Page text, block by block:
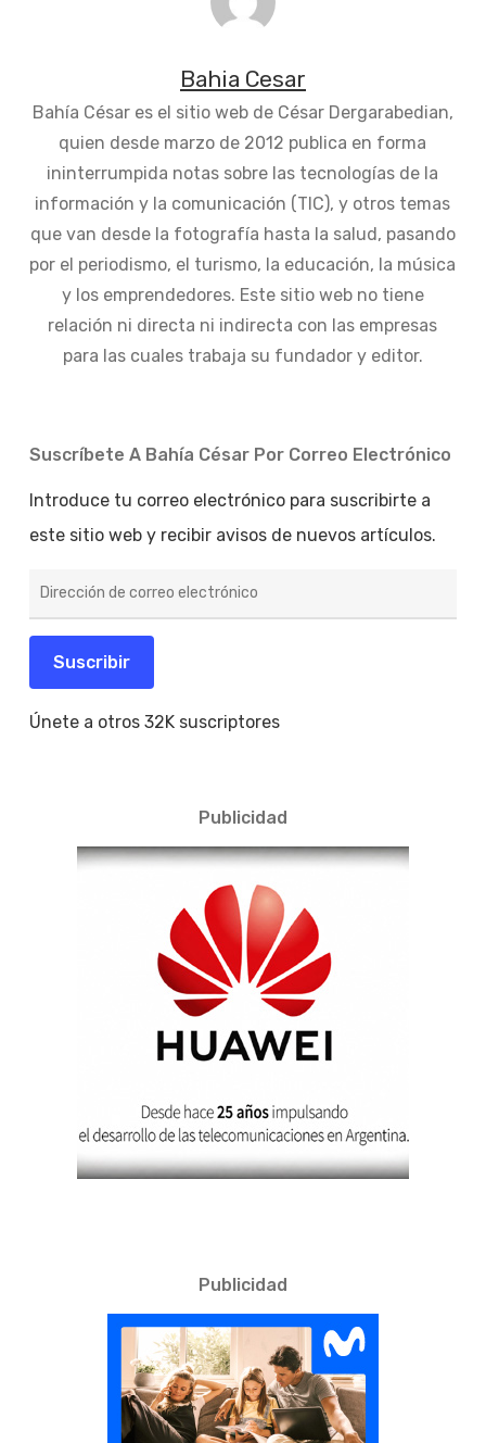
Bahia Cesar
Bahía César es el sitio web de César Dergarabedian,
quien desde marzo de 2012 publica en forma
ininterrumpida notas sobre las tecnologías de la
información y la comunicación (TIC), y otros temas
que van desde la fotografía hasta la salud, pasando
por el periodismo, el turismo, la educación, la música
y los emprendedores. Este sitio web no tiene
relación ni directa ni indirecta con las empresas
para las cuales trabaja su fundador y editor.
Suscríbete A Bahía César Por Correo Electrónico
Introduce tu correo electrónico para suscribirte a
este sitio web y recibir avisos de nuevos artículos.
de
electrónico
Suscribir
Únete a otros 32K suscriptores
Publicidad
Publicidad